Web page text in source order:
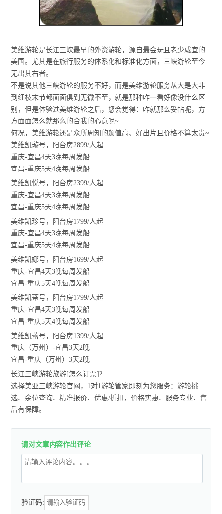
美维游轮是长江三峡最早的外资游轮，源自最会玩且老少咸宜的
美国。尤其是在旅行服务的体系化和标准化方面，三峡游轮至今
无出其右者。
不是说其他三峡游轮的服务不好，而是美维游轮服务从大是大非
到细枝末节都面面俱到无微不至，就是那种咋一看好像没什么区
别，但是体验过美维游轮之后，您会觉得：咋就那么妥帖呢，方
方面面怎么就那么的合我的心意呢~
何况，美维游轮还是众所周知的颜值高、好出片且价格不算太贵~
美维凯璇号，阳台房2899/人起
重庆-宜昌4天3晚每周发船
宜昌-重庆5天4晚每周发船
美维凯悦号，阳台房2399/人起
重庆-宜昌4天3晚每周发船
宜昌-重庆5天4晚每周发船
美维凯珍号，阳台房1799/人起
重庆-宜昌4天3晚每周发船
宜昌-重庆5天4晚每周发船
美维凯娜号，阳台房1699/人起
重庆-宜昌4天3晚每周发船
宜昌-重庆5天4晚每周发船
美维凯蒂号，阳台房1799/人起
重庆-宜昌4天3晚每周发船
宜昌-重庆5天4晚每周发船
美维凯蕾号，阳台房1399/人起
重庆（万州）-宜昌3天2晚
宜昌-重庆（万州）3天2晚
长江三峡游轮旅游[怎么订票]?
选择美亚三峡游轮官网，1对1游轮管家即刻为您服务：游轮挑
选、余位查询、精准报价、优惠/折扣，价格实惠、服务专业、售
后有保障。
请对文章内容作出评论
验证码: